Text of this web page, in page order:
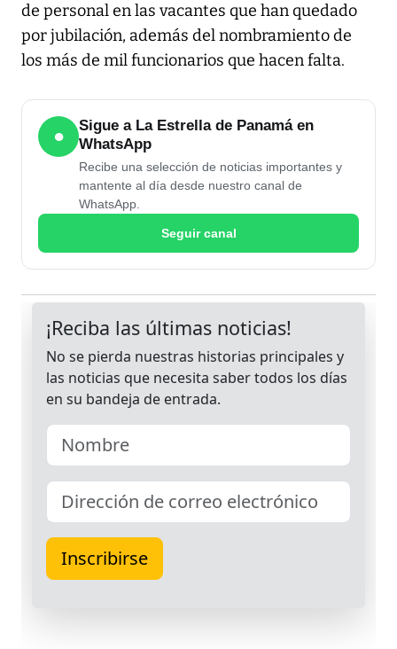
de personal en las vacantes que han quedado
por jubilación, además del nombramiento de
los más de mil funcionarios que hacen falta.
●
Sigue a La Estrella de Panamá en
WhatsApp
Recibe una selección de noticias importantes y
mantente al día desde nuestro canal de
WhatsApp.
Seguir canal